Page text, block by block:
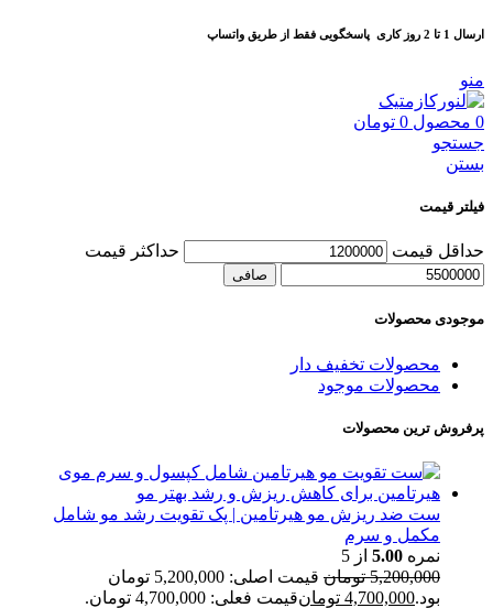
ارسال 1 تا 2 روز کاری پاسخگویی فقط از طریق واتساپ
منو
0 محصول 0 تومان
جستجو
بستن
فیلتر قیمت
حداقل قیمت حداكثر قيمت
صافی
موجودی محصولات
محصولات تخفیف دار
محصولات موجود
پرفروش ترین محصولات
ست ضد ریزش مو هیرتامین | پک تقویت رشد مو شامل
مکمل و سرم
نمره 5.00 از 5
5,200,000 تومان
قیمت اصلی: 5,200,000 تومان
بود.4,700,000 تومانقیمت فعلی: 4,700,000 تومان.